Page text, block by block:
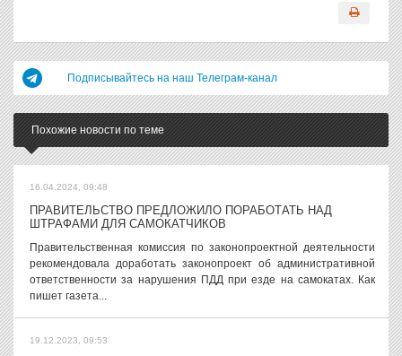
Подписывайтесь на наш Телеграм-канал
Похожие новости по теме
16.04.2024, 09:48
ПРАВИТЕЛЬСТВО ПРЕДЛОЖИЛО ПОРАБОТАТЬ НАД
ШТРАФАМИ ДЛЯ САМОКАТЧИКОВ
Правительственная комиссия по законопроектной деятельности
рекомендовала доработать законопроект об административной
ответственности за нарушения ПДД при езде на самокатах. Как
пишет газета...
19.12.2023, 09:53